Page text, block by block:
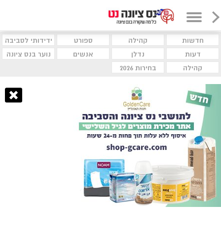
חדשות קהילה ספורט
ידידותי לסביבה
דעות
נדלן אנשים
נוער בנס ציונה
קהילה
בחירות 2026